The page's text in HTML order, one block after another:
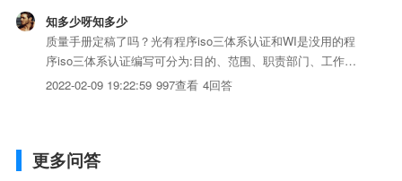
知多少呀知多少
质量手册定稿了吗？光有程序iso三体系认证和WI是没用的程
序iso三体系认证编写可分为:目的、范围、职责部门、工作流
程、相关iso三体系认证、相关表单、附带流程图。WI：工序
2022-02-09 19:22:59 997查看 4回答
更多问答